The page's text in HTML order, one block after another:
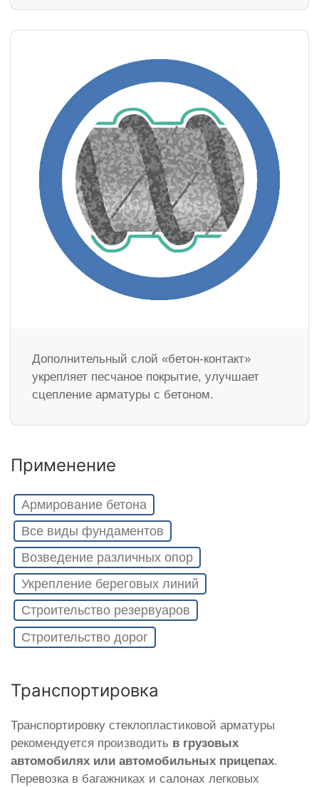
Дополнительный слой «бетон-контакт»
укрепляет песчаное покрытие, улучшает
сцепление арматуры с бетоном.
Применение
Армирование бетона
Все виды фундаментов
Возведение различных опор
Укрепление береговых линий
Строительство резервуаров
Строительство дорог
Транспортировка
Транспортировку стеклопластиковой арматуры
рекомендуется производить в грузовых
автомобилях или автомобильных прицепах.
Перевозка в багажниках и салонах легковых